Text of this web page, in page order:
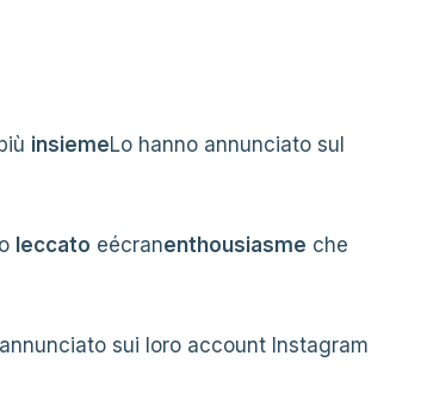
insiemeLo hanno annunciato sul
leccato eécranenthousiasme che
sui loro account Instagram